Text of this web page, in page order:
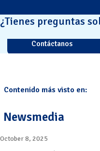
¿Tienes preguntas
Contáctanos
Contenido más visto en:
Newsmedia
October 8, 2025